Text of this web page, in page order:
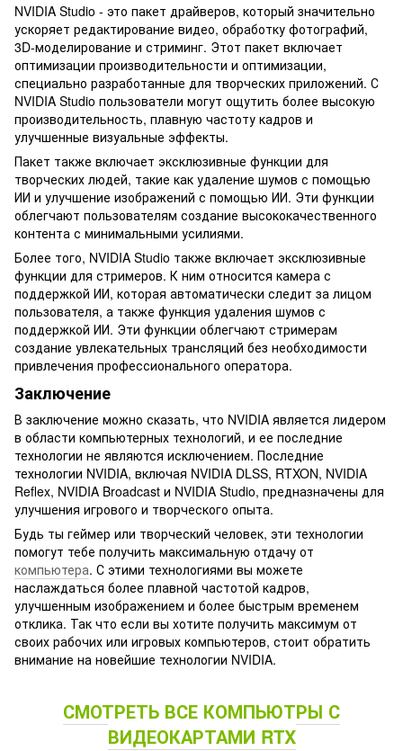
NVIDIA Studio - это пакет драйверов, который значительно
ускоряет редактирование видео, обработку фотографий,
3D-моделирование и стриминг. Этот пакет включает
оптимизации производительности и оптимизации,
специально разработанные для творческих приложений. С
NVIDIA Studio пользователи могут ощутить более высокую
производительность, плавную частоту кадров и
улучшенные визуальные эффекты.
Пакет также включает эксклюзивные функции для
творческих людей, такие как удаление шумов с помощью
ИИ и улучшение изображений с помощью ИИ. Эти функции
облегчают пользователям создание высококачественного
контента с минимальными усилиями.
Более того, NVIDIA Studio также включает эксклюзивные
функции для стримеров. К ним относится камера с
поддержкой ИИ, которая автоматически следит за лицом
пользователя, а также функция удаления шумов с
поддержкой ИИ. Эти функции облегчают стримерам
создание увлекательных трансляций без необходимости
привлечения профессионального оператора.
Заключение
В заключение можно сказать, что NVIDIA является лидером
в области компьютерных технологий, и ее последние
технологии не являются исключением. Последние
технологии NVIDIA, включая NVIDIA DLSS, RTXON, NVIDIA
Reflex, NVIDIA Broadcast и NVIDIA Studio, предназначены для
улучшения игрового и творческого опыта.
Будь ты геймер или творческий человек, эти технологии
помогут тебе получить максимальную отдачу от
компьютера. С этими технологиями вы можете
наслаждаться более плавной частотой кадров,
улучшенным изображением и более быстрым временем
отклика. Так что если вы хотите получить максимум от
своих рабочих или игровых компьютеров, стоит обратить
внимание на новейшие технологии NVIDIA.
СМОТРЕТЬ ВСЕ КОМПЬЮТРЫ С
ВИДЕОКАРТАМИ RTX